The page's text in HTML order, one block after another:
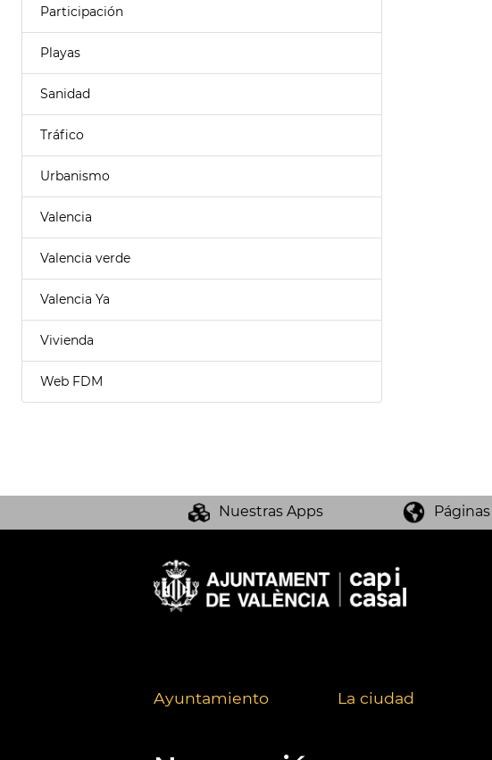
Participación
Playas
Sanidad
Tráfico
Urbanismo
Valencia
Valencia verde
Valencia Ya
Vivienda
Web FDM
Nuestras Apps
Ayuntamiento La ciudad